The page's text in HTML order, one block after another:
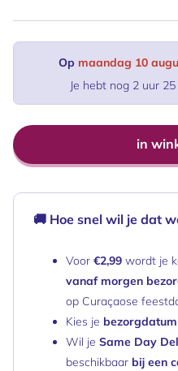
Op maandag 10
Je hebt nog 2 uur
in
🚚 Hoe snel wil je dat
Voor €2,99 wordt je
vanaf morgen
op Curaçaose
Kies je bezorgdatum
Wil je Same Day
beschikbaar bij een